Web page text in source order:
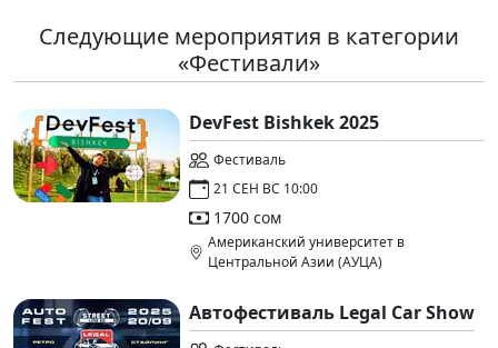
Следующие мероприятия в категории
«Фестивали»
DevFest Bishkek 2025
Фестиваль
21 СЕН ВС 10:00
1700 сом
Американский университет в
Центральной Азии (АУЦА)
Автофестиваль Legal Car Show